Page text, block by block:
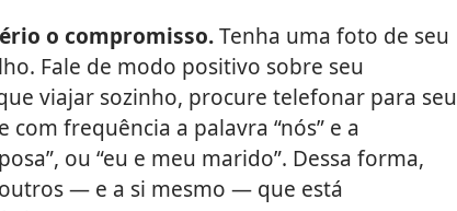
o compromisso.Tenha uma foto de seu
Fale de modo positivo sobre seu
viajar sozinho, procure telefonar para seu
com frequência a palavra “nós” e a
ou “eu e meu marido”. Dessa forma,
— e a si mesmo — que está